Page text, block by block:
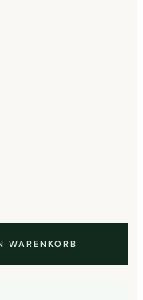
WARENKORB